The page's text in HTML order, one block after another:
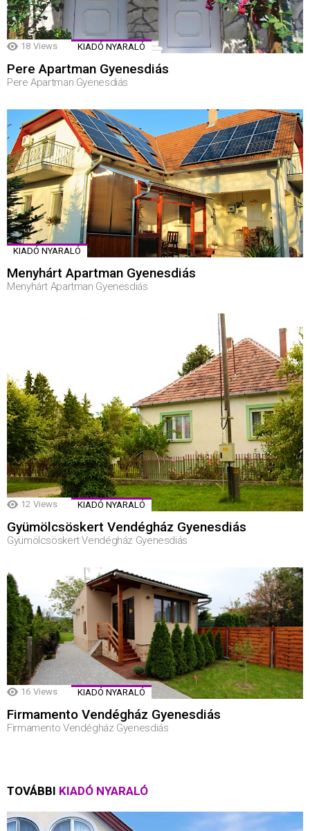
18 Views KIADÓ NYARALÓ
Pere Apartman Gyenesdiás
Pere Apartman Gyenesdiás
KIADÓ NYARALÓ
Menyhárt Apartman Gyenesdiás
Menyhárt Apartman Gyenesdiás
12 Views KIADÓ NYARALÓ
Gyümölcsöskert Vendégház Gyenesdiás
Gyümölcsöskert Vendégház Gyenesdiás
16 Views KIADÓ NYARALÓ
Firmamento Vendégház Gyenesdiás
Firmamento Vendégház Gyenesdiás
TOVÁBBI KIADÓ NYARALÓ